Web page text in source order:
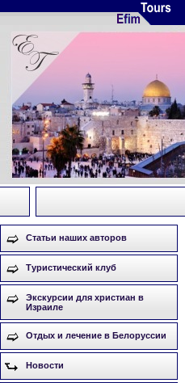
Статьи наших авторов
Туристический клуб
Экскурсии для христиан в
Израиле
Отдых и лечение в Белоруссии
Новости